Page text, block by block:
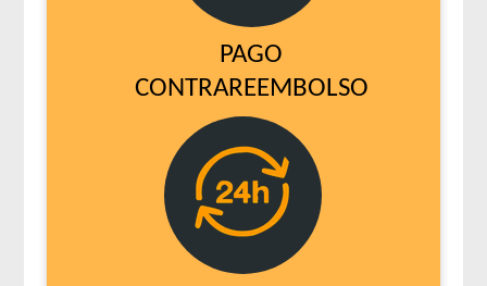
PAGO
CONTRAREEMBOLSO